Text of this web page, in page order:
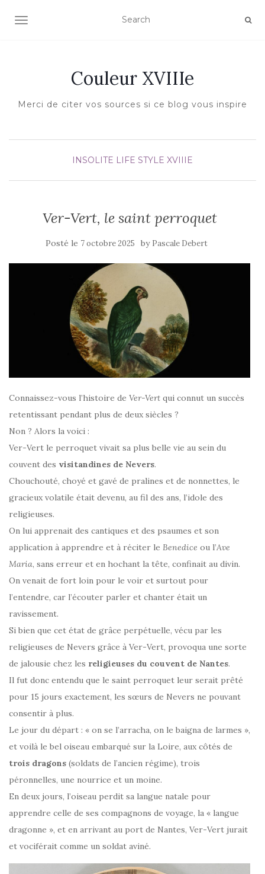
AFFICHER/MASQUER LA NAVIGATION
Couleur XVIIIe
Merci de citer vos sources si ce blog vous inspire
INSOLITE LIFE STYLE XVIIIE
Ver-Vert, le saint perroquet
Posté le 7 octobre 2025 by Pascale Debert
Connaissez-vous l’histoire de Ver-Vert qui connut un succès
retentissant pendant plus de deux siècles ?
Non ? Alors la voici :
Ver-Vert le perroquet vivait sa plus belle vie au sein du
couvent des visitandines de Nevers.
Chouchouté, choyé et gavé de pralines et de nonnettes, le
gracieux volatile était devenu, au fil des ans, l’idole des
religieuses.
On lui apprenait des cantiques et des psaumes et son
application à apprendre et à réciter le Benedice ou l’Ave
Maria, sans erreur et en hochant la tête, confinait au divin.
On venait de fort loin pour le voir et surtout pour
l’entendre, car l’écouter parler et chanter était un
ravissement.
Si bien que cet état de grâce perpétuelle, vécu par les
religieuses de Nevers grâce à Ver-Vert, provoqua une sorte
de jalousie chez les religieuses du couvent de Nantes.
Il fut donc entendu que le saint perroquet leur serait prêté
pour 15 jours exactement, les sœurs de Nevers ne pouvant
consentir à plus.
Le jour du départ : « on se l’arracha, on le baigna de larmes »,
et voilà le bel oiseau embarqué sur la Loire, aux côtés de
trois dragons (soldats de l’ancien régime), trois
péronnelles, une nourrice et un moine.
En deux jours, l’oiseau perdit sa langue natale pour
apprendre celle de ses compagnons de voyage, la « langue
dragonne », et en arrivant au port de Nantes, Ver-Vert jurait
et vociférait comme un soldat aviné.